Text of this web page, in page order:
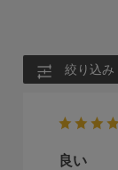
絞り込み
良い